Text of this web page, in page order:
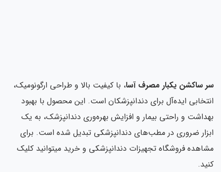
سر ساکشن یکبار مصرف آسا، با کیفیت بالا و طراحی ارگونومیک،
انتخابی ایده‌آل برای دندانپزشکان است. این محصول با بهبود
بهداشت و راحتی بیمار و افزایش بهره‌وری دندانپزشک، به یک
ابزار ضروری در مطب‌های دندانپزشکی تبدیل شده است. برای
مشاهده فروشگاه تجهیزات دندانپزشکی و خرید میتوانید کلیک
کنید.